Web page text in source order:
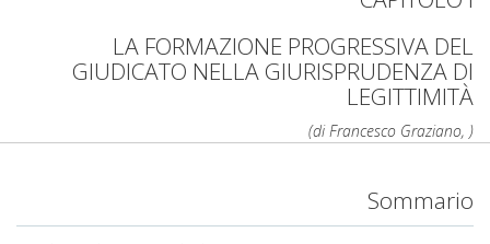
LA FORMAZIONE PROGRESSIVA DEL
GIUDICATO NELLA GIURISPRUDENZA DI
LEGITTIMITÀ
(di Francesco Graziano, )
Sommario